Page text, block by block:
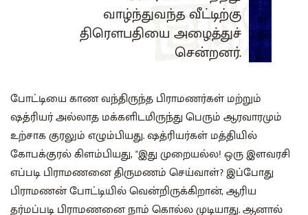
வாழ்ந்துவந்த வீட்டிற்கு
திரௌபதியை அழைத்துச்
சென்றனர்.
போட்டியை காண வந்திருந்த பிராமணர்கள் மற்றும்
ஷத்ரியர் அல்லாத மக்களிடமிருந்து பெரும் ஆரவாரமும்
உற்சாக குரலும் எழும்பியது. ஷத்ரியர்கள் மத்தியில்
கோபக்குரல் கிளம்பியது, "இது முறையல்ல! ஒரு இளவரசி
எப்படி பிராமணனை திருமணம் செய்வாள்? இப்போது
பிராமணன் போட்டியில் வென்றிருக்கிறான், ஆரிய
தர்மப்படி பிராமணனை நாம் கொல்ல முடியாது. ஆனால்